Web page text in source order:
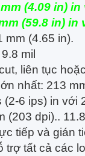
(4.09 in) in
(59.8 in) in
mm (4.65 in).
mil
liên tục
nhất: 213
6 ips) in với
(203 dpi)..
tiếp và gián
trợ tất cả các